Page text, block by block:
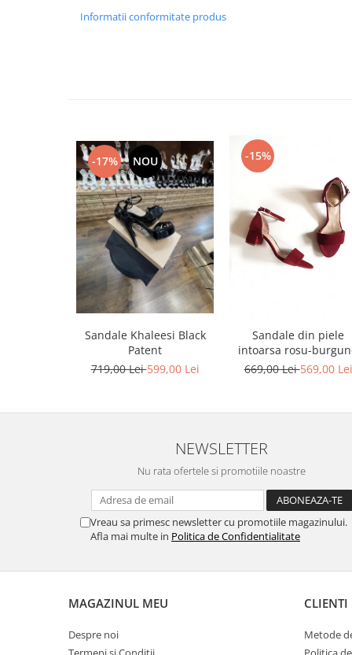
Informatii conformitate produs
-17% NOU
Sandale Khaleesi Black
Patent
719,00 Lei599,00 Lei
-15%
Sandale din piele
intoarsa rosu-
669,00 Lei569,00 Lei
NEWSLETTER
Nu rata ofertele si promotiile noastre
Vreau sa primesc newsletter cu promotiile magazinului.
Afla mai multe in Politica de Confidentialitate
MAGAZINUL MEU
Despre noi
CLIENTI
Metode